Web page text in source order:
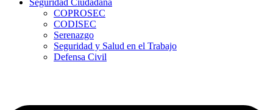
Seguridad Ciudadana
COPROSEC
CODISEC
Serenazgo
Seguridad y Salud en el Trabajo
Defensa Civil